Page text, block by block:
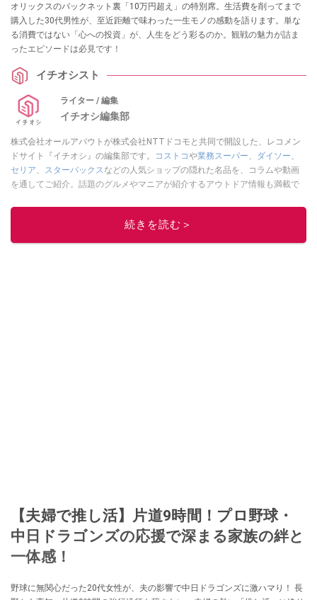
オリックスのバックネット裏「10万円超え」の特別席。生活費を削ってまで
購入した30代男性が、至近距離で味わった一生モノの感動を語ります。単な
る消費ではない「心への投資」が、人生をどう彩るのか。観戦の魅力が詰ま
ったエピソードは必見です！
イチオシスト
ライター / 編集
イチオシ編集部
株式会社オールアバウトが株式会社NTTドコモと共同で開設した、レコメン
ドサイト『イチオシ』の編集部です。
コストコや業務スーパー ダイソー
セリア
スターバックス などの人気ショップの隠れた名品を、コラムや動画
を通してご紹介。話題のグルメやマニアが紹介するアウトドア情報も満載で
レビューしています。毎日トレンド情報をお届けしているので、ぜひ
してください！続きを読む＞
【夫婦で推し活】片道9時間！プロ野球・
中日ドラゴンズの応援で深まる家族の絆と
一体感！
野球に無関心だった20代女性が、夫の影響で中日ドラゴンズに激ハマり！ 長